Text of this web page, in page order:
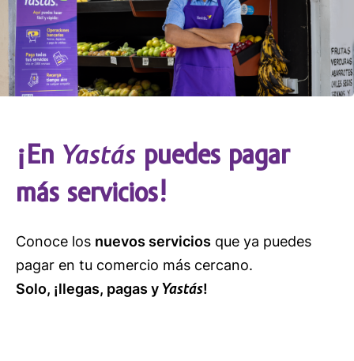
¡En Yastás puedes pagar
más servicios!
Conoce los nuevos servicios que ya puedes
pagar en tu comercio más cercano.
Solo, ¡llegas, pagas yYastás!